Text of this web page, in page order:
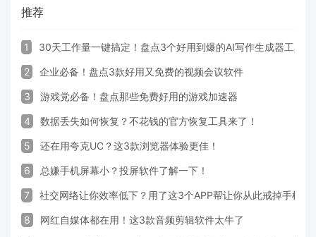
推荐
1 30天工作量一键搞定！盘点3个好用到爆的AI写作生成器工具
2 企业必备！盘点3款好用又免费的视频会议软件
3 游戏党必备！盘点那些免费好用的游戏加速器
4 数据丢失如何恢复？不花钱的官方恢复工具来了！
5 还在用夸克UC？这3款浏览器体验更佳！
6 总嫌手机屏幕小？投屏软件了解一下！
7 社交网络让你效率低下？用了这3个APP帮让你从此戒掉手机！
8 网红自媒体都在用！这3款音频剪辑软件太牛了